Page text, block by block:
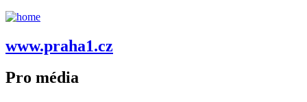
www.praha1.cz
Pro média